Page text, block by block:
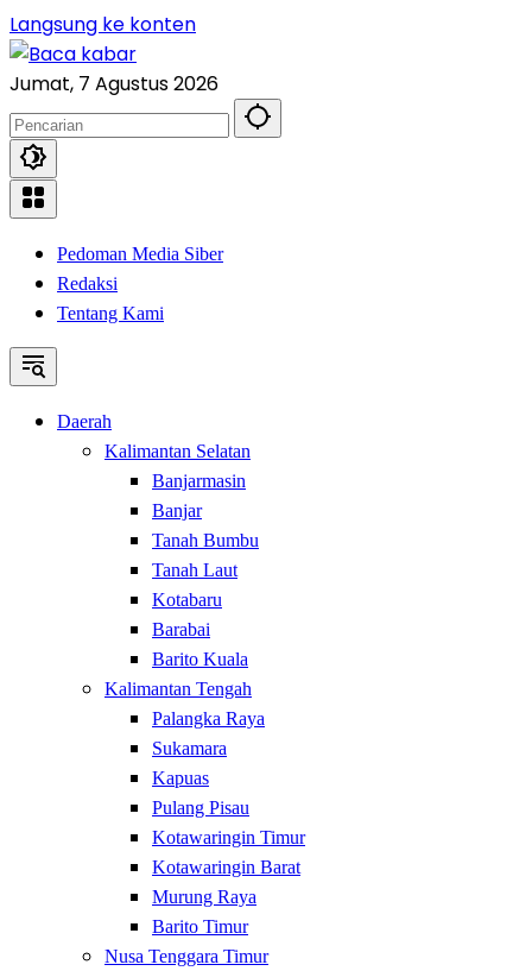
Langsung ke konten
Jumat, 7 Agustus 2026
Pedoman Media Siber
Redaksi
Tentang Kami
Daerah
Kalimantan Selatan
Banjarmasin
Banjar
Tanah Bumbu
Tanah Laut
Kotabaru
Barabai
Barito Kuala
Kalimantan Tengah
Palangka Raya
Sukamara
Kapuas
Pulang Pisau
Kotawaringin Timur
Kotawaringin Barat
Murung Raya
Barito Timur
Nusa Tenggara Timur